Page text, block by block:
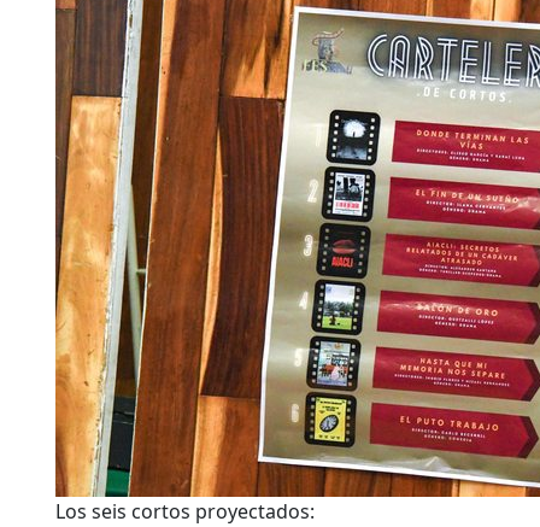
Los seis cortos proyectados: